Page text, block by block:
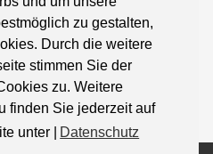
zu gestalten,
Durch die weitere
stimmen Sie der
zu. Weitere
finden Sie jederzeit auf
unter |
Datenschutz